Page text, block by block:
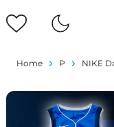
Home P NIKE